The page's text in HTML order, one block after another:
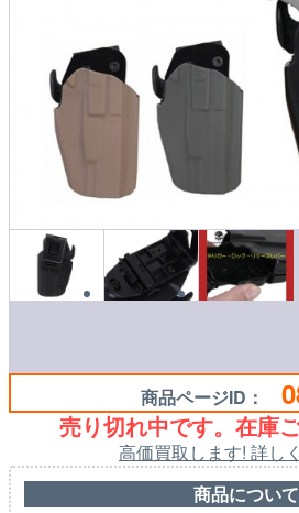
商品ページID：
売り切れ中です。在庫
高価買取します! 詳し
商品について